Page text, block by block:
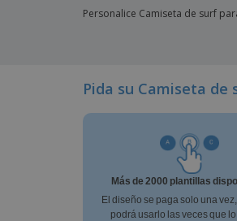
Personalice Camiseta de surf
Pida su Camiseta
Más de 2000 plantillas
El diseño se paga solo una
podrá usarlo las veces que